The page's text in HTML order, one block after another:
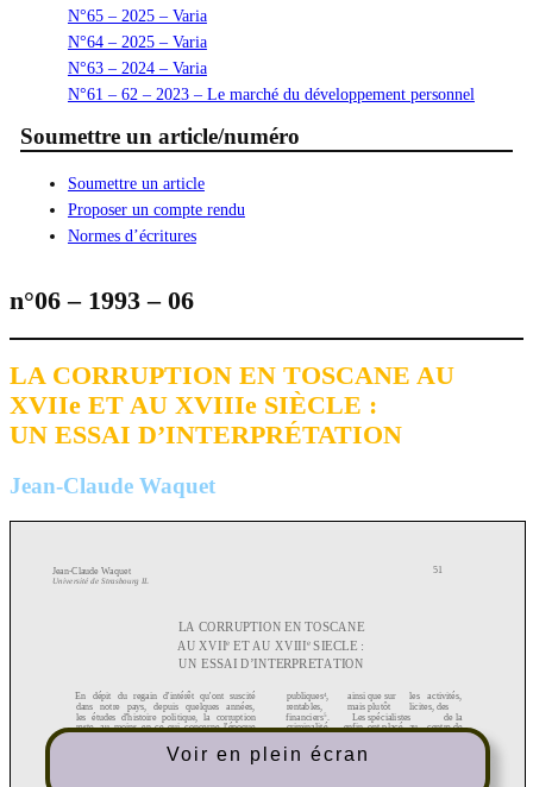
N°65 – 2025 – Varia
N°64 – 2025 – Varia
N°63 – 2024 – Varia
N°61 – 62 – 2023 – Le marché du développement personnel
Soumettre un article/numéro
Soumettre un article
Proposer un compte rendu
Normes d’écritures
n°06 – 1993 – 06
LA CORRUPTION EN TOSCANE AU
XVIIe ET AU XVIIIe SIÈCLE :
UN ESSAI D’INTERPRÉTATION
Jean-Claude Waquet
Voir en plein écran